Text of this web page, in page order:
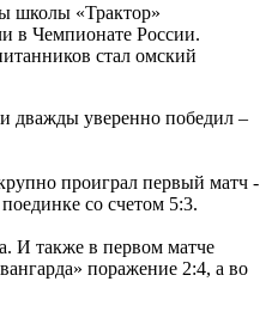
школы «Трактор»
в Чемпионате России.
стал омский
дважды уверенно победил –
проиграл первый матч -
со счетом 5:3.
И также в первом матче
поражение 2:4, а во